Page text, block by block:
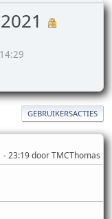
GEBRUIKERSACTIES
- 23:19 door TMCThomas